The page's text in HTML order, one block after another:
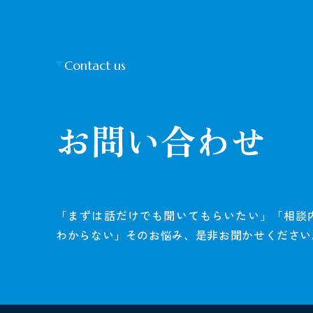
お問い合わせ
Contact us
「まずは話だけでも聞いてもらいたい」「相
わからない」そのお悩み、是非お聞かせください